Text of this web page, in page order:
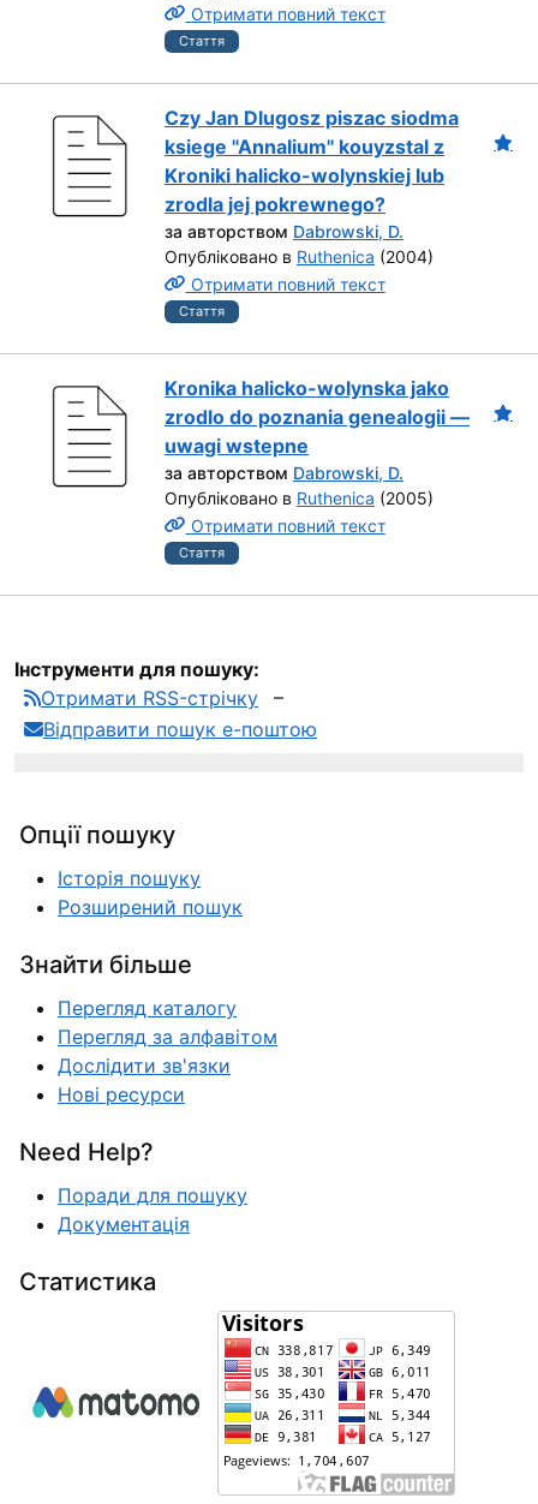
Отримати повний текст
Стаття
Czy Jan Dlugosz piszac siodma
ksiege "Annalium" kouyzstal z
Kroniki halicko-wolynskiej lub
zrodla jej pokrewnego?
за авторством Dabrowski, D.
Опубліковано в Ruthenica (2004)
Отримати повний текст
Стаття
Kronika halicko-wolynska jako
zrodlo do poznania genealogii —
uwagi wstepne
за авторством Dabrowski, D.
Опубліковано в Ruthenica (2005)
Отримати повний текст
Стаття
Інструменти для пошуку:
Отримати RSS-стрічку
Відправити пошук е-поштою
Опції пошуку
Історія пошуку
Розширений пошук
Знайти більше
Перегляд каталогу
Перегляд за алфавітом
Дослідити зв'язки
Нові ресурси
Need Help?
Поради для пошуку
Документація
Статистика